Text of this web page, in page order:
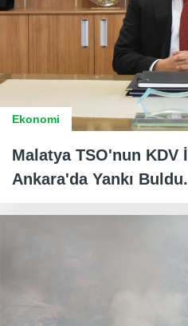
Ekonomi
Malatya TSO'nun KDV
Ankara'da Yankı Buldu.